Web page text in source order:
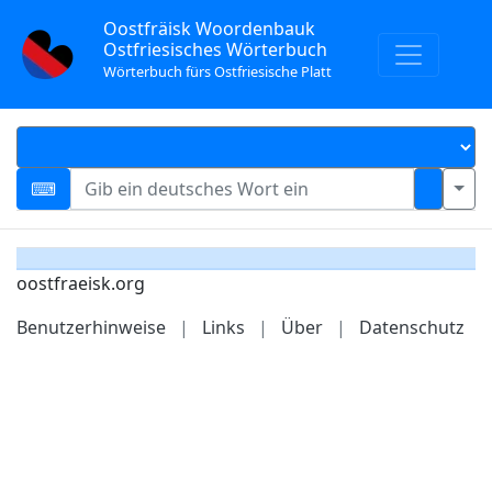
Oostfräisk Woordenbauk
Ostfriesisches Wörterbuch
Wörterbuch fürs Ostfriesische Platt
oostfraeisk.org
Benutzerhinweise
| Links | Über | Datenschutz